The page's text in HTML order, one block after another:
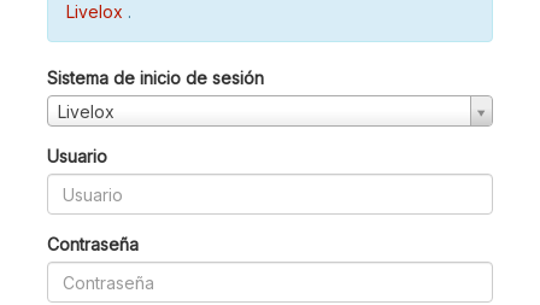
Livelox .
Sistema de inicio de sesión
Livelox
Usuario
Contraseña